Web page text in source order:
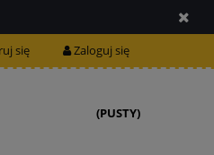
się Zaloguj się
(PUSTY)